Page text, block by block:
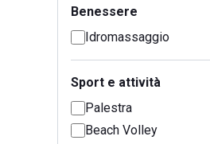
Benessere
Idromassaggio
Sport e attività
Palestra
Beach Volley